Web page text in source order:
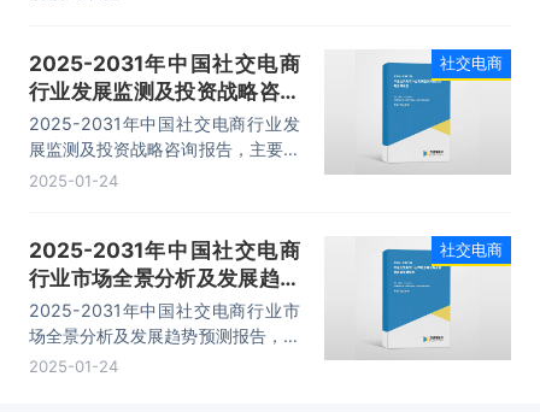
2025-2031年中国社交电商
行业发展监测及投资战略咨询
报告
2025-2031年中国社交电商行业发
展监测及投资战略咨询报告，主要包
括行业竞争格局及投融资分析、产业
容。
2025-01-24
社交电商
2025-2031年中国社交电商
行业市场全景分析及发展趋势
预测报告
2025-2031年中国社交电商行业市
场全景分析及发展趋势预测报告，主
要包括市场发展情况、重点企业经营
2025-01-24
社交电商